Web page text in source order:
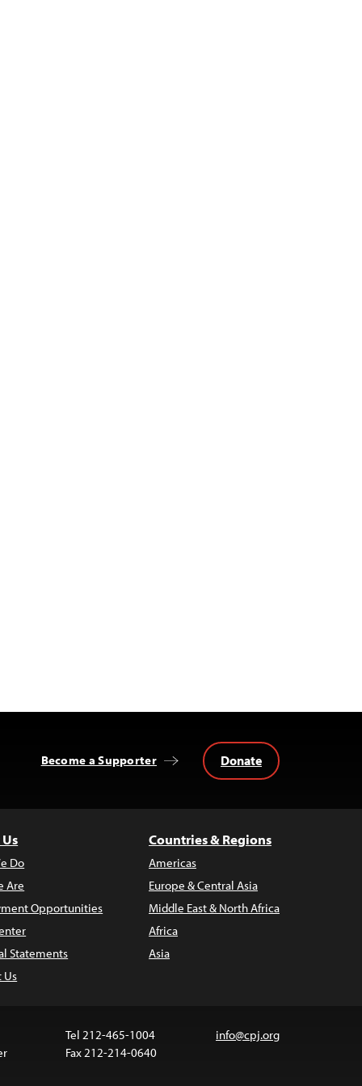
Become a Supporter Donate
Do
Are
Opportunities
Statements
Us
Countries & Regions
Americas
Europe & Central Asia
Middle East & North Africa
Africa
Asia
Tel 212-465-1004
Fax 212-214-0640
info@cpj.org